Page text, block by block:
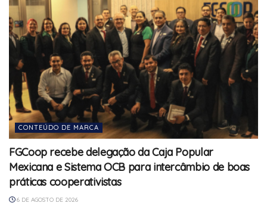
CONTEÚDO DE MARCA
FGCoop recebe delegação da Caja Popular
Mexicana e Sistema OCB para intercâmbio de boas
práticas cooperativistas
6 DE AGOSTO DE 2026